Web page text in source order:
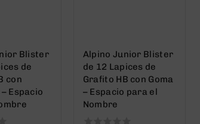
Blister
de
con
Espacio
Alpino Junior Blister
de 12 Lapices de
Grafito HB con Goma
– Espacio para el
Nombre